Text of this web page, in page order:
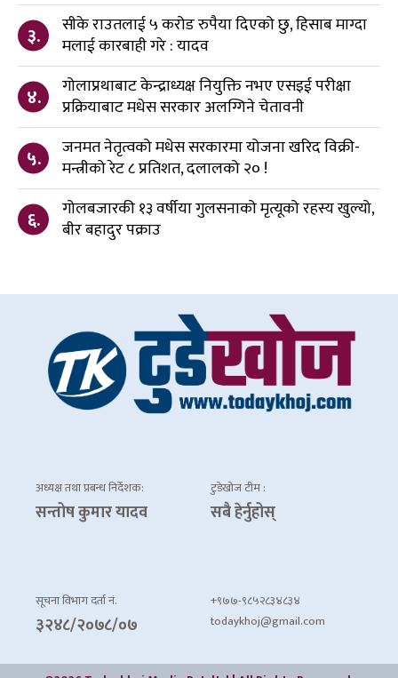
३.
सीके राउतलाई ५ करोड रुपैया दिएको छु, हिसाब माग्दा
मलाई कारबाही गरे : यादव
४.
गोलाप्रथाबाट केन्द्राध्यक्ष नियुक्ति नभए एसइई परीक्षा
प्रक्रियाबाट मधेस सरकार अलग्गिने चेतावनी
५.
जनमत नेतृत्वको मधेस सरकारमा योजना खरिद विक्री-
मन्त्रीको रेट ८ प्रतिशत, दलालको २० !
६.
गोलबजारकी १३ वर्षीया गुलसनाको मृत्यूको रहस्य खुल्यो,
बीर बहादुर पक्राउ
अध्यक्ष तथा प्रबन्ध निर्देशक:
सन्तोष कुमार यादव
टुडेखोज टीम :
सबै हेर्नुहोस्
सूचना विभाग दर्ता नं.
३२४८/२०७८/०७
+९७७-९८५२८३४८३४
todaykhoj@gmail.com